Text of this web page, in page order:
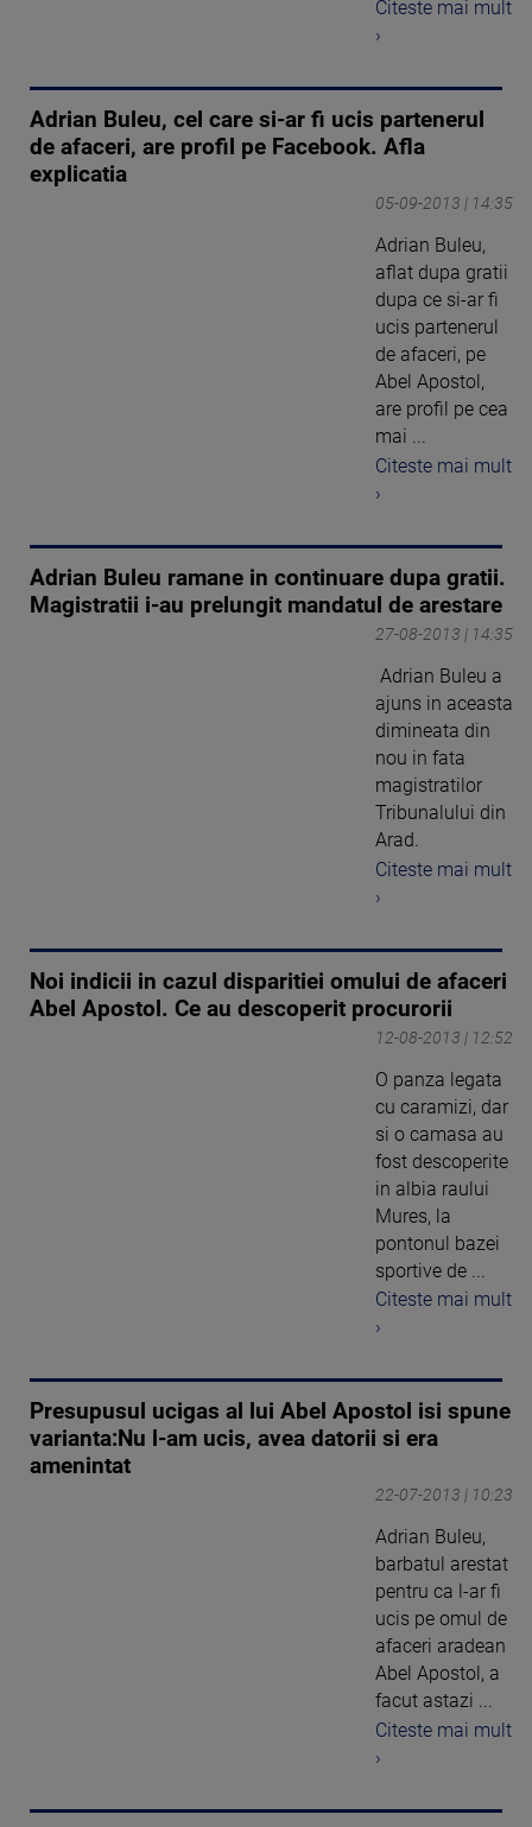
Citeste mai mult
›
Adrian Buleu, cel care si-ar fi ucis partenerul
de afaceri, are profil pe Facebook. Afla
explicatia
05-09-2013 | 14:35
Adrian Buleu,
aflat dupa gratii
dupa ce si-ar fi
ucis partenerul
de afaceri, pe
Abel Apostol,
are profil pe cea
mai ...
Citeste mai mult
›
Adrian Buleu ramane in continuare dupa gratii.
Magistratii i-au prelungit mandatul de arestare
27-08-2013 | 14:35
Adrian Buleu a
ajuns in aceasta
dimineata din
nou in fata
magistratilor
Tribunalului din
Arad.
Citeste mai mult
›
Noi indicii in cazul disparitiei omului de afaceri
Abel Apostol. Ce au descoperit procurorii
12-08-2013 | 12:52
O panza legata
cu caramizi, dar
si o camasa au
fost descoperite
in albia raului
Mures, la
pontonul bazei
sportive de ...
Citeste mai mult
›
Presupusul ucigas al lui Abel Apostol isi spune
varianta:Nu l-am ucis, avea datorii si era
amenintat
22-07-2013 | 10:23
Adrian Buleu,
barbatul arestat
pentru ca l-ar fi
ucis pe omul de
afaceri aradean
Abel Apostol, a
facut astazi ...
Citeste mai mult
›